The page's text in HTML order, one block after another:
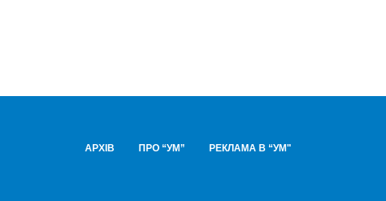
АРХІВ ПРО “УМ” РЕКЛАМА В “УМ"